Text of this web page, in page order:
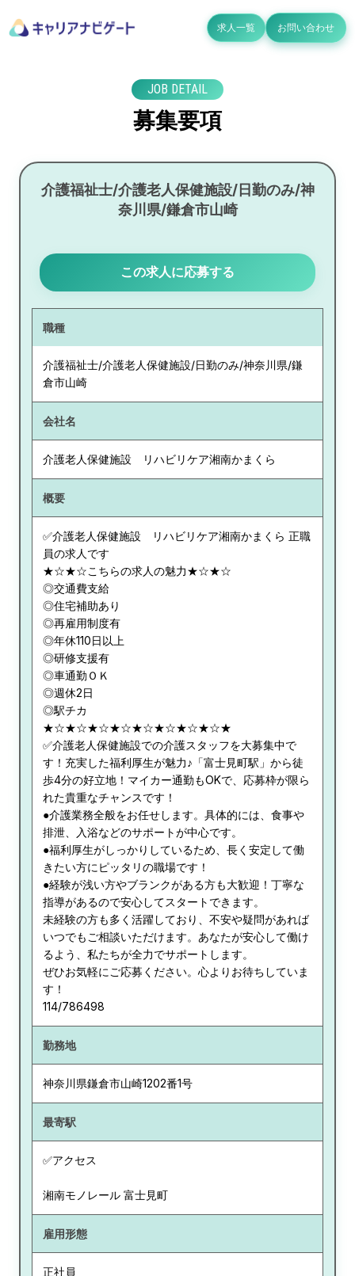
求人一覧 お問い合わせ
JOB DETAIL
募集要項
介護福祉士/介護老人保健施設/日勤のみ/神
奈川県/鎌倉市山崎
この求人に応募する
職種
介護福祉士/介護老人保健施設/日勤のみ/神奈川県/鎌
倉市山崎
会社名
介護老人保健施設 リハビリケア湘南かまくら
概要
✅介護老人保健施設 リハビリケア湘南かまくら 正職
員の求人です
★☆★☆こちらの求人の魅力★☆★☆
◎交通費支給
◎住宅補助あり
◎再雇用制度有
◎年休110日以上
◎研修支援有
◎車通勤ＯＫ
◎週休2日
◎駅チカ
★☆★☆★☆★☆★☆★☆★☆★☆★
✅介護老人保健施設での介護スタッフを大募集中で
す！充実した福利厚生が魅力♪「富士見町駅」から徒
歩4分の好立地！マイカー通勤もOKで、応募枠が限ら
れた貴重なチャンスです！
●介護業務全般をお任せします。具体的には、食事や
排泄、入浴などのサポートが中心です。
●福利厚生がしっかりしているため、長く安定して働
きたい方にピッタリの職場です！
●経験が浅い方やブランクがある方も大歓迎！丁寧な
指導があるので安心してスタートできます。
未経験の方も多く活躍しており、不安や疑問があれば
いつでもご相談いただけます。あなたが安心して働け
るよう、私たちが全力でサポートします。
ぜひお気軽にご応募ください。心よりお待ちしていま
す！
114/786498
勤務地
神奈川県鎌倉市山崎1202番1号
最寄駅
✅アクセス
湘南モノレール 富士見町
雇用形態
正社員